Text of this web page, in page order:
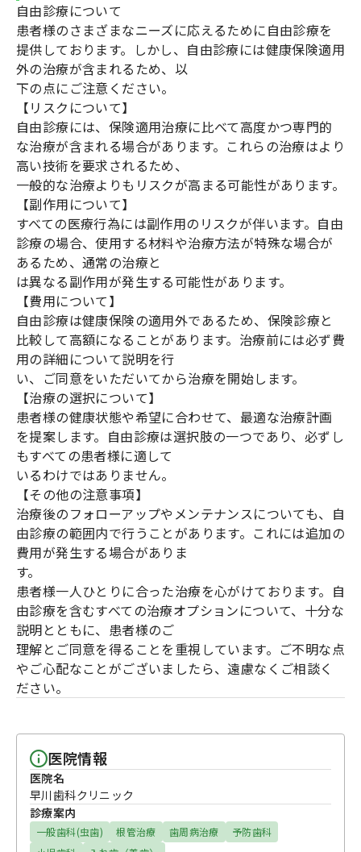
自由診療について
患者様のさまざまなニーズに応えるために自由診療を
提供しております。しかし、自由診療には健康保険適用
外の治療が含まれるため、以
下の点にご注意ください。
【リスクについて】
自由診療には、保険適用治療に比べて高度かつ専門的
な治療が含まれる場合があります。これらの治療はより
高い技術を要求されるため、
一般的な治療よりもリスクが高まる可能性があります。
【副作用について】
すべての医療行為には副作用のリスクが伴います。自由
診療の場合、使用する材料や治療方法が特殊な場合が
あるため、通常の治療と
は異なる副作用が発生する可能性があります。
【費用について】
自由診療は健康保険の適用外であるため、保険診療と
比較して高額になることがあります。治療前には必ず費
用の詳細について説明を行
い、ご同意をいただいてから治療を開始します。
【治療の選択について】
患者様の健康状態や希望に合わせて、最適な治療計画
を提案します。自由診療は選択肢の一つであり、必ずし
もすべての患者様に適して
いるわけではありません。
【その他の注意事項】
治療後のフォローアップやメンテナンスについても、自
由診療の範囲内で行うことがあります。これには追加の
費用が発生する場合がありま
す。
患者様一人ひとりに合った治療を心がけております。自
由診療を含むすべての治療オプションについて、十分な
説明とともに、患者様のご
理解とご同意を得ることを重視しています。ご不明な点
やご心配なことがございましたら、遠慮なくご相談く
ださい。
医院情報
医院名
早川歯科クリニック
診療案内
一般歯科(虫歯) 根管治療 歯周病治療
予防歯科